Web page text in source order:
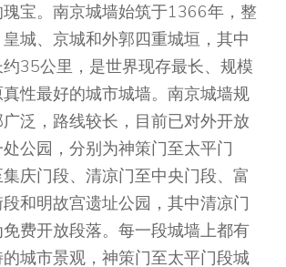
宝。南京城墙始筑于1366年，整
城、京城和外郭四重城垣，其中
35公里，是世界现存最长、规模
性最好的城市城墙。南京城墙规
泛，路线较长，目前已对外开放
公园，分别为神策门至太平门
庆门段、清凉门至中央门段、富
和明故宫遗址公园，其中清凉门
费开放段落。每一段城墙上都有
城市景观，神策门至太平门段城